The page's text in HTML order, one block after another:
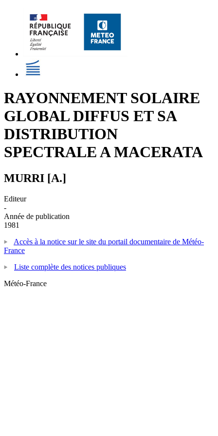
RAYONNEMENT SOLAIRE
GLOBAL DIFFUS ET SA
DISTRIBUTION
SPECTRALE A MACERATA
MURRI [A.]
Editeur
-
Année de publication
1981
Accès à la notice sur le site du portail documentaire de Météo-
France
Liste complète des notices publiques
Météo-France